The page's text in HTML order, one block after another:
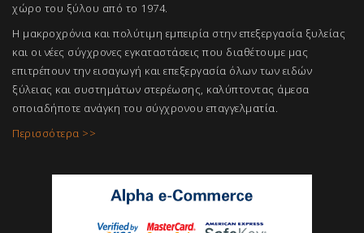
χώρο του ξύλου από το 1974.
Η μακροχρόνια και πολύτιμη εμπειρία στην επεξεργασία ξυλείας
και οι νέες σύγχρονες εγκαταστάσεις που διαθέτουμε μας
επιτρέπουν την εισαγωγή και επεξεργασία όλων των ειδών
ξύλειας και συστημάτων στερέωσης, καλύπτοντας άμεσα
οποιαδήποτε ανάγκη του σύγχρονου επαγγελματία.
Περισσότερα >>